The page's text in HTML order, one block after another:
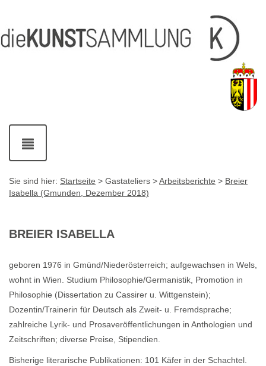
[1]
[2]
Links
[3]
mit
Kontaktdaten
Navigation
ein-
und
Sie sind hier: Startseite > Gastateliers >Arbeitsberichte > Breier
Isabella (Gmunden, Dezember 2018)
BREIER ISABELLA
geboren 1976 in Gmünd/Niederösterreich; aufgewachsen in Wels,
wohnt in Wien. Studium Philosophie/Germanistik, Promotion in
Philosophie (Dissertation zu Cassirer u. Wittgenstein);
Dozentin/Trainerin für Deutsch als Zweit- u. Fremdsprache;
zahlreiche Lyrik- und Prosaveröffentlichungen in Anthologien und
Zeitschriften; diverse Preise, Stipendien.
Bisherige literarische Publikationen: 101 Käfer in der Schachtel.